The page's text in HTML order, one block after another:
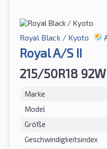
Royal Black / Kyoto
Royal A/S II
215/50R18 92W
Marke
Model
Größe
Geschwindigkeitsindex